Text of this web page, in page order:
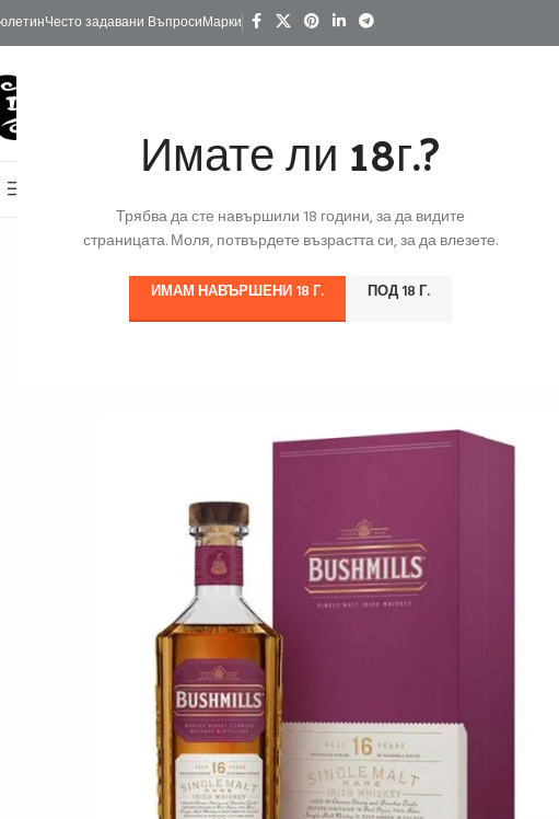
Имате ли 18г.?
Трябва да сте навършили 18 години, за да видите
страницата. Моля, потвърдете възрастта си, за да влезете.
ИМАМ НАВЪРШЕНИ 18 Г. ПОД 18 Г.
Често задавани ВъпросиМарки